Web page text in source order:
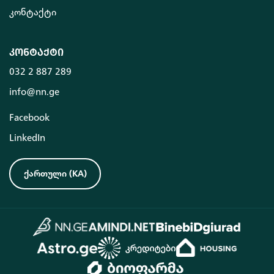
კონტაქტი
კონტაქტი
032 2 887 289
info@nn.ge
Facebook
LinkedIn
ქართული (KA)